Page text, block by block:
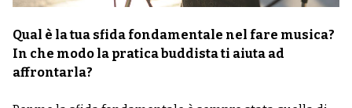
Qual è la tua sfida fondamentale nel fare musica?
In che modo la pratica buddista ti aiuta ad
affrontarla?